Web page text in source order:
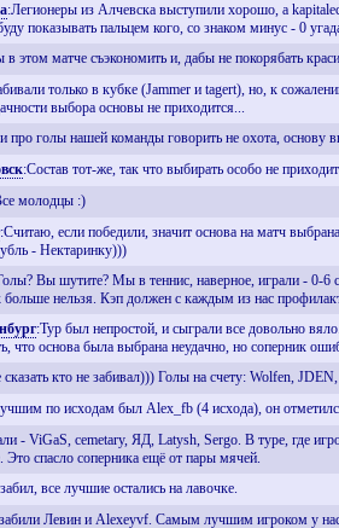
:Легионеры из Алчевска выступили хорошо, а
показывать пальцем кого, со знаком минус - 0
этом матче съэкономить и, дабы не покорябать
только в кубке (Jammer и tagert), но, к
выбора основы не приходится...
про голы нашей команды говорить не охота, основу
:Состав тот-же, так что выбирать особо не
молодцы :)
:Считаю, если победили, значит основа на матч
- Нектаринку)))
Вы шутите? Мы в теннис, наверное, играли - 0-
нельзя. Кэп должен с каждым из нас
:Тур был непростой, и сыграли все довольно
что основа была выбрана неудачно, но соперник
кто не забивал))) Голы на счету: Wolfen,
по исходам был Alex_fb (4 исхода), он
- ViGaS, cemetary, ЯД, Latysh, Sergo. В туре, где
Это спасло соперника ещё от пары мячей.
все лучшие остались на лавочке.
Левин и Alexeyvf. Самым лучшим игроком у нас